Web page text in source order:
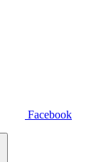
Facebook